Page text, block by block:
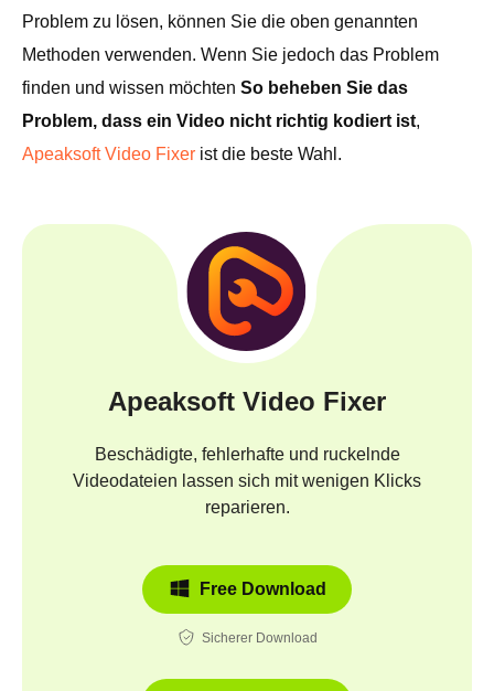
Problem zu lösen, können Sie die oben genannten
Methoden verwenden. Wenn Sie jedoch das Problem
finden und wissen möchten So beheben Sie das
Problem, dass ein Video nicht richtig kodiert ist,
Apeaksoft Video Fixer ist die beste Wahl.
Apeaksoft Video Fixer
Beschädigte, fehlerhafte und ruckelnde
Videodateien lassen sich mit wenigen Klicks
reparieren.
Free Download
Sicherer Download